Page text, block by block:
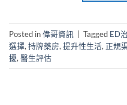
Posted in偉哥資訊 Tagged ED
選擇, 持牌藥房, 提升性生活, 正規
擾, 醫生評估